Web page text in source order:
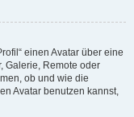
einen Avatar über eine
Galerie, Remote oder
ob und wie die
Avatar benutzen kannst,